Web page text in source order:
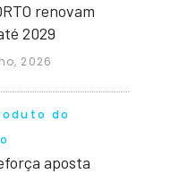
renovam
2029
2026
do
aposta